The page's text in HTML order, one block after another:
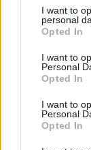
not limited to
grant or deny
use your data
consent section.
I want to
personal
Opted In
I want to
Personal
Opted In
I want to
Personal
Opted In
Ingatlanmutyi
hullámokat
össze a
hatóságokkal
nyomán